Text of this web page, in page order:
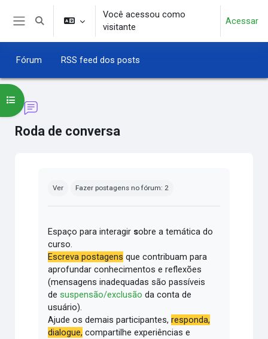
Ir para o conteúdo principal
Alternar entrada de pesquisa
Você acessou como
visitante
Acessar
Fórum RSS feed dos posts
Roda de conversa
Abrir índice do curso
Ver Fazer postagens no fórum: 2
Espaço para interagir sobre a temática do
curso.
Escreva postagens que contribuam para
aprofundar conhecimentos e reflexões
(mensagens inadequadas são passíveis
desuspensão/exclusão da conta de
usuário).
Ajude os demais participantes,responda,
dialogue, compartilhe experiências e